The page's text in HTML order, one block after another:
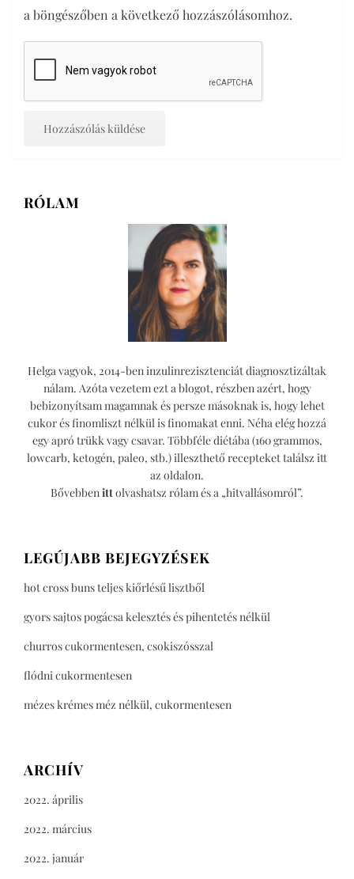
a böngészőben a következő hozzászólásomhoz.
RÓLAM
Helga vagyok, 2014-ben inzulinrezisztenciát diagnosztizáltak
nálam. Azóta vezetem ezt a blogot, részben azért, hogy
bebizonyítsam magamnak és persze másoknak is, hogy lehet
cukor és finomliszt nélkül is finomakat enni. Néha elég hozzá
egy apró trükk vagy csavar. Többféle diétába (160 grammos,
lowcarb, ketogén, paleo, stb.) illeszthető recepteket találsz itt
az oldalon.
Bővebbenittolvashatsz rólam és a „hitvallásomról”.
LEGÚJABB BEJEGYZÉSEK
hot cross buns teljes kiőrlésű lisztből
gyors sajtos pogácsa kelesztés és pihentetés nélkül
churros cukormentesen, csokiszósszal
flódni cukormentesen
mézes krémes méz nélkül, cukormentesen
ARCHÍV
2022. április
2022. március
2022. január